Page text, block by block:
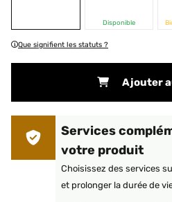
Disponible
Que signifient les statuts ?
Ajouter
Services
votre produit
Choisissez des services
et prolonger la durée de